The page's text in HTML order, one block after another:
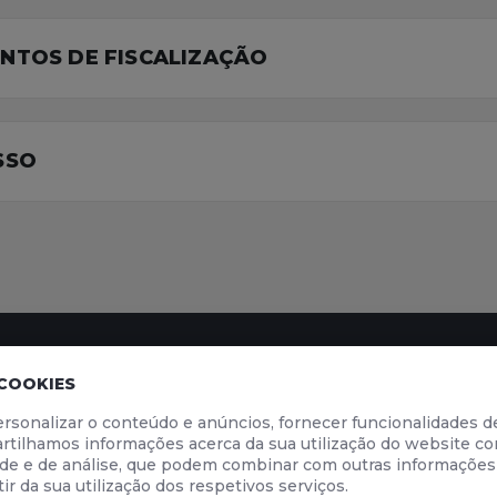
o conteúdo e anúncios, fornecer funcionalidades
informações acerca da sua utilização do website
e de análise, que podem combinar com outras
da sua utilização dos respetivos serviços.
DE FISCALIZAÇÃO
Segurança Rodoviária
Código da Estrada 2026
Livro de Reclamações
Material